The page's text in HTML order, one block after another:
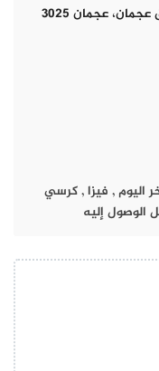
شارع الشيخ حميد بن راشد النعيمي فندق عجمان، عجمان 3025
اليوم, فيزا,كرسي
الوصول إليه